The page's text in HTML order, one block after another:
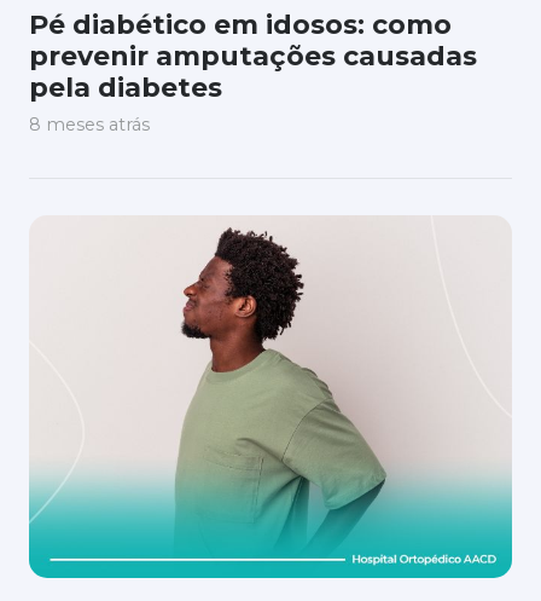
Pé diabético em idosos: como
prevenir amputações causadas
pela diabetes
8 meses atrás